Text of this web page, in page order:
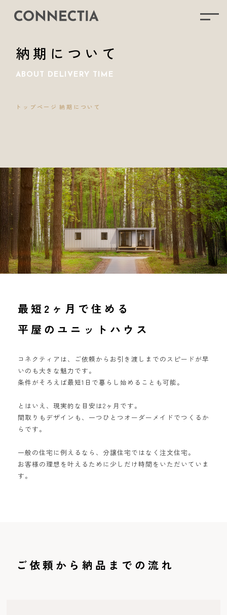
納期について
ABOUT DELIVERY TIME
トップページ 納期について
最短2ヶ月で住める
平屋のユニットハウス
コネクティアは、ご依頼からお引き渡しまでのスピードが早
いのも大きな魅力です。
条件がそろえば最短1日で暮らし始めることも可能。
とはいえ、現実的な目安は2ヶ月です。
間取りもデザインも、一つひとつオーダーメイドでつくるか
らです。
一般の住宅に例えるなら、分譲住宅ではなく注文住宅。
お客様の理想を叶えるために少しだけ時間をいただいていま
す。
ご依頼から納品までの流れ